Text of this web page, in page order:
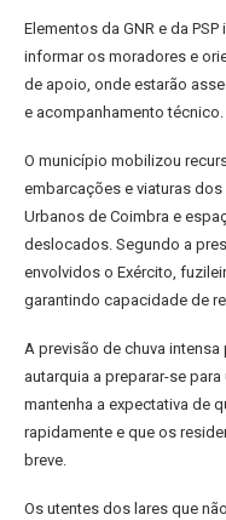
Elementos da GNR e da
informar os moradores e
de apoio, onde estarão
e acompanhamento técnico.
O município mobilizou
embarcações e viaturas
Urbanos de Coimbra e
deslocados. Segundo a
envolvidos o Exército,
garantindo capacidade de
A previsão de chuva intensa
autarquia a preparar-se
mantenha a expectativa de
rapidamente e que os
breve.
Os utentes dos lares que